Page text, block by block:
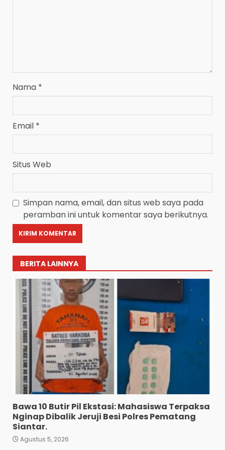
Nama *
Email *
Situs Web
Simpan nama, email, dan situs web saya pada
peramban ini untuk komentar saya berikutnya.
BERITA LAINNYA
Bawa 10 Butir Pil Ekstasi: Mahasiswa Terpaksa
Nginap Dibalik Jeruji Besi Polres Pematang
Siantar.
Agustus 5, 2026